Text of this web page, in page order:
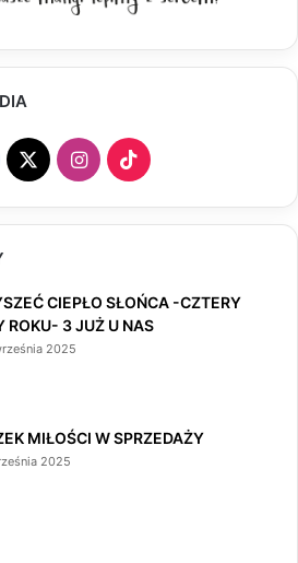
X
I
n
a
T
i
T
o
CIEPŁO SŁOŃCA -CZTERY
ROKU- 3 JUŻ U NAS
2025
MIŁOŚCI W SPRZEDAŻY
2025